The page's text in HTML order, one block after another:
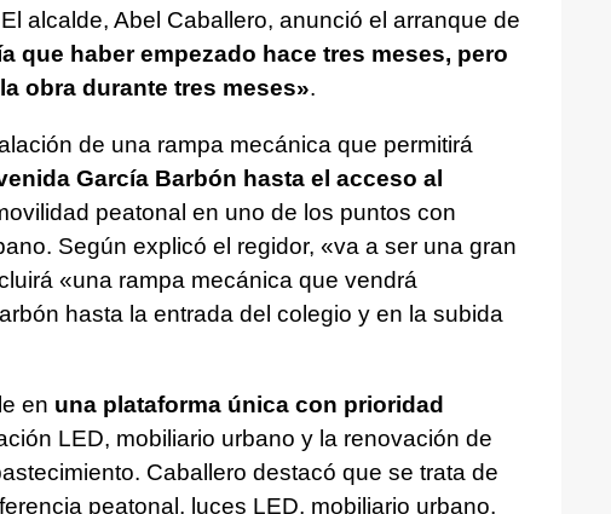
alcalde, Abel Caballero, anunció el arranque de
que haber empezado hace tres meses, pero
obra durante tres meses».
de una rampa mecánica que permitirá
García Barbón hasta el acceso al
peatonal en uno de los puntos con
Según explicó el regidor, «va a ser una gran
«una rampa mecánica que vendrá
hasta la entrada del colegio y en la subida
en una plataforma única con prioridad
LED, mobiliario urbano y la renovación de
Caballero destacó que se trata de
peatonal, luces LED, mobiliario urbano,